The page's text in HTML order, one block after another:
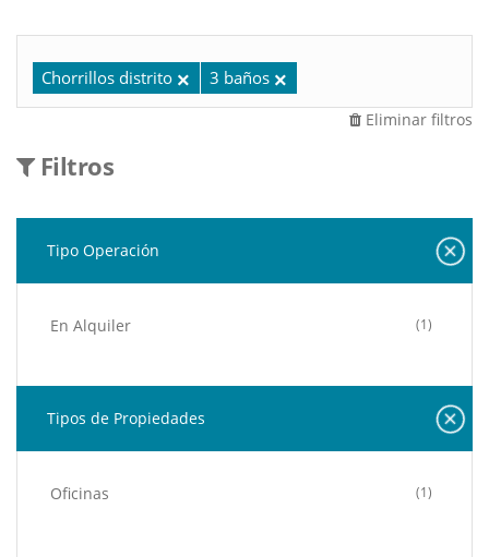
Chorrillos distrito 3 baños
Eliminar filtros
Filtros
Tipo Operación
En Alquiler (1)
Tipos de Propiedades
Oficinas (1)